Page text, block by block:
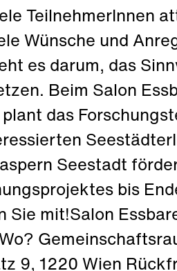
TeilnehmerInnen
Wünsche und
es darum, das
Beim Salon
das
Seestadt
bis
Sie mit!Salon
9, 1220 Wien